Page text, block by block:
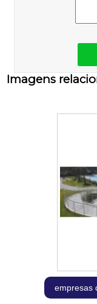
Imagens
empresas